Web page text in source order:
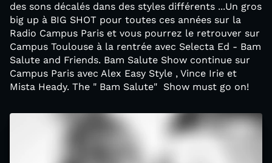
des sons décalés dans des styles différents ...Un gros
big up à BIG SHOT pour toutes ces années sur la
Radio Campus Paris et vous pourrez le retrouver sur
Campus Toulouse à la rentrée avec Selecta Ed - Bam
Salute and Friends. Bam Salute Show continue sur
Campus Paris avec Alex Easy Style , Vince Irie et
Mista Heady. The " Bam Salute" Show must go on!